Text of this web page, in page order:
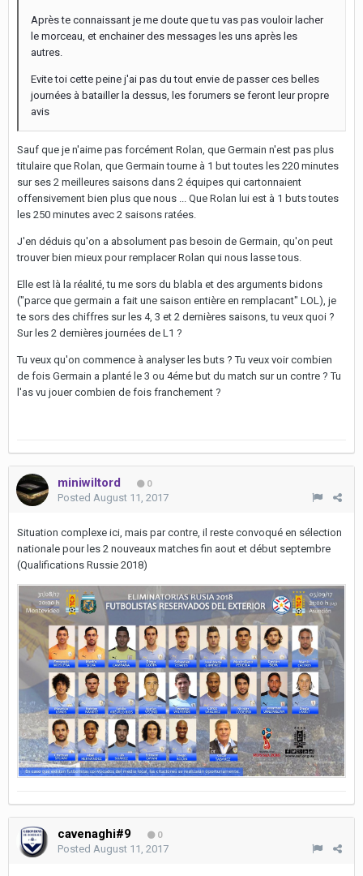
Après te connaissant je me doute que tu vas pas vouloir lacher
le morceau, et enchainer des messages les uns après les
autres.
Evite toi cette peine j'ai pas du tout envie de passer ces belles
journées à batailler la dessus, les forumers se feront leur propre
avis
Sauf que je n'aime pas forcément Rolan, que Germain n'est pas plus
titulaire que Rolan, que Germain tourne à 1 but toutes les 220 minutes
sur ses 2 meilleures saisons dans 2 équipes qui cartonnaient
offensivement bien plus que nous ... Que Rolan lui est à 1 buts toutes
les 250 minutes avec 2 saisons ratées.
J'en déduis qu'on a absolument pas besoin de Germain, qu'on peut
trouver bien mieux pour remplacer Rolan qui nous lasse tous.
Elle est là la réalité, tu me sors du blabla et des arguments bidons
("parce que germain a fait une saison entière en remplacant" LOL), je
te sors des chiffres sur les 4, 3 et 2 dernières saisons, tu veux quoi ?
Sur les 2 dernières journées de L1 ?
Tu veux qu'on commence à analyser les buts ? Tu veux voir combien
de fois Germain a planté le 3 ou 4éme but du match sur un contre ? Tu
l'as vu jouer combien de fois franchement ?
miniwiltord 0
Posted August 11, 2017
Situation complexe ici, mais par contre, il reste convoqué en sélection
nationale pour les 2 nouveaux matches fin aout et début septembre
(Qualifications Russie 2018)
cavenaghi#9 0
Posted August 11, 2017